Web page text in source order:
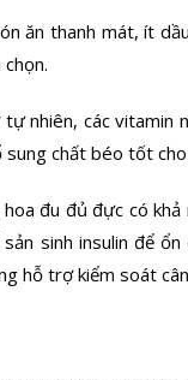
ăn thanh mát, ít
nhiên, các vitamin
chất béo tốt
đu đủ đực có
sinh insulin để
hỗ trợ kiểm soát